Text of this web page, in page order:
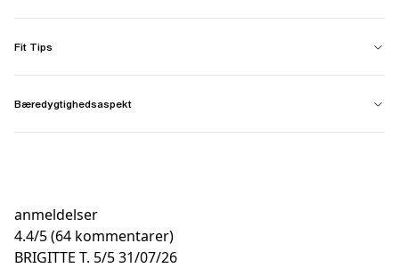
Fit Tips
Bæredygtighedsaspekt
anmeldelser
4.4/5(64 kommentarer)
BRIGITTE T. 5/531/07/26